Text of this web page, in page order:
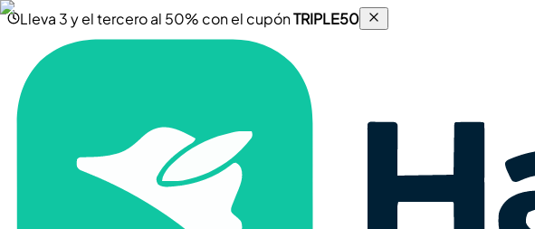
Lleva 3 y el tercero al 50% con el cupónTRIPLE50